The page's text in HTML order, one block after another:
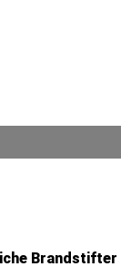
Brandstifter